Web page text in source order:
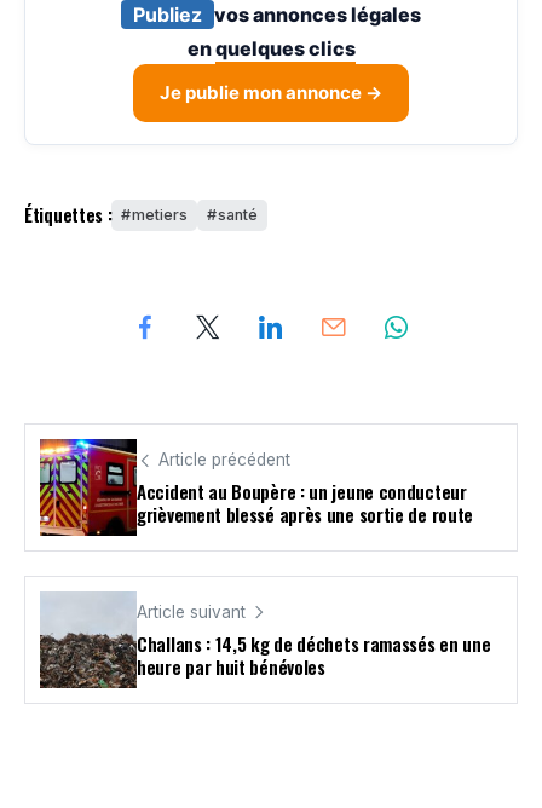
Publiez vos annonces légales
enquelques clics
Je publie mon annonce →
Étiquettes : metiers santé
Article précédent
Accident au Boupère : un jeune conducteur
grièvement blessé après une sortie de route
Article suivant
Challans : 14,5 kg de déchets ramassés en une
heure par huit bénévoles